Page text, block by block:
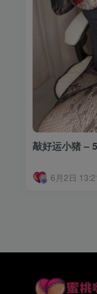
敲好运小猪 –
6月2日